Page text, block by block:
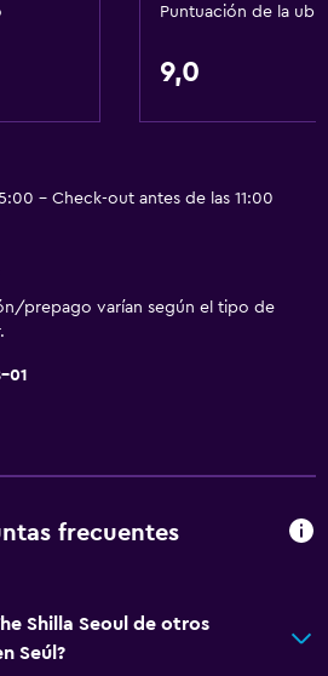
Puntuación de la
9,0
- Check-out antes de las 11:00
prepago varían según el tipo de
01
frecuentes
Shilla Seoul de otros
Seúl?